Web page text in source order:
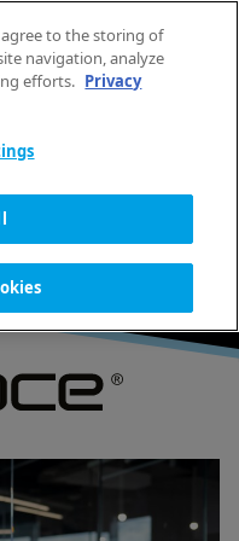
IT
agree to the storing of
navigation, analyze
efforts. Privacy